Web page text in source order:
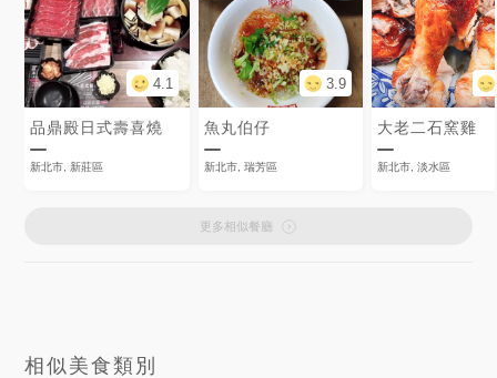
4.1
品鼎殿日式壽喜燒
新北市, 新莊區
3.9
魚丸伯仔
新北市, 瑞芳區
大老二石窯雞
新北市, 淡水區
更多相似餐廳
相似美食類別